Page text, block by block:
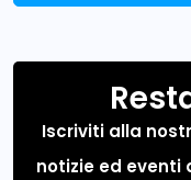
Iscriviti alla
notizie ed